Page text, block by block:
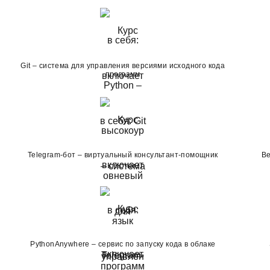
Git – система для управления версиями исходного кода
программ
Telegram-бот – виртуальный консультант-помощник
PythonAnywhere – сервис по запуску кода в облаке